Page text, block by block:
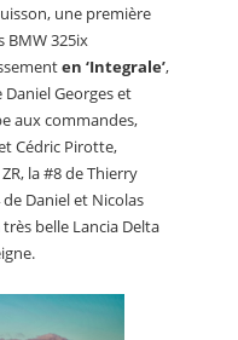
une première
BMW 325ix
en ‘Integrale’,
Daniel Georges et
aux commandes,
Cédric Pirotte,
la #8 de Thierry
Daniel et Nicolas
belle Lancia Delta